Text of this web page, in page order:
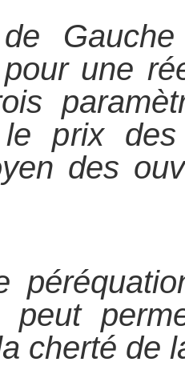
une
prix des
des
peut
cherté de